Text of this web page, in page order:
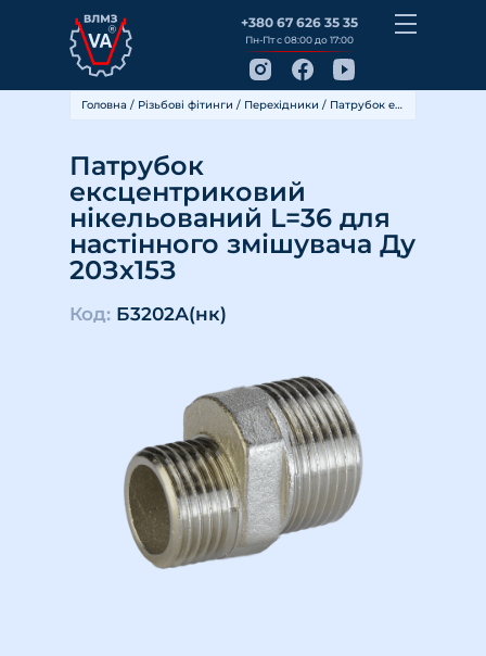
+380 67 626 35 35
Пн-Пт с 08:00 до 17:00
Головна / Різьбові фітинги / Перехідники / Патрубок ексцентриковий нікельований L=36 для настінного змішувача Ду 20Зх15З
Патрубок
ексцентриковий
нікельований L=36 для
настінного змішувача Ду
20Зх15З
Код: Б3202А(нк)